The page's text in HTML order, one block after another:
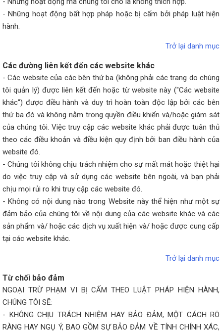
- Những hoạt động bất hợp pháp hoặc bị cấm bởi pháp luật hiện
hành.
Trở lại danh mục
Các đường liên kết đến các website khác
- Các website của các bên thứ ba (không phải các trang do chúng
tôi quản lý) được liên kết đến hoặc từ website này ("Các website
khác") được điều hành và duy trì hoàn toàn độc lập bởi các bên
thứ ba đó và không nằm trong quyền điều khiển và/hoặc giám sát
của chúng tôi. Việc truy cập các website khác phải được tuân thủ
theo các điều khoản và điều kiện quy định bởi ban điều hành của
website đó.
- Chúng tôi không chịu trách nhiệm cho sự mất mát hoặc thiệt hại
do việc truy cập và sử dụng các website bên ngoài, và bạn phải
chịu mọi rủi ro khi truy cập các website đó.
- Không có nội dung nào trong Website này thể hiện như một sự
đảm bảo của chúng tôi về nội dung của các website khác và các
sản phẩm và/ hoặc các dịch vụ xuất hiện và/ hoặc được cung cấp
tại các website khác.
Trở lại danh mục
Từ chối bảo đảm
NGOẠI TRỪ PHẠM VI BỊ CẤM THEO LUẬT PHÁP HIỆN HÀNH,
CHÚNG TÔI SẼ:
- KHÔNG CHỊU TRÁCH NHIỆM HAY BẢO ĐẢM, MỘT CÁCH RÕ
RÀNG HAY NGỤ Ý, BAO GỒM SỰ BẢO ĐẢM VỀ TÍNH CHÍNH XÁC,